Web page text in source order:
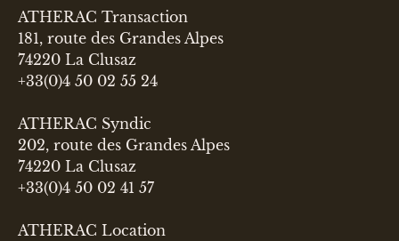
ATHERAC Transaction
181, route des Grandes Alpes
74220 La Clusaz
+33(0)4 50 02 55 24
ATHERAC Syndic
202, route des Grandes Alpes
74220 La Clusaz
+33(0)4 50 02 41 57
ATHERAC Location